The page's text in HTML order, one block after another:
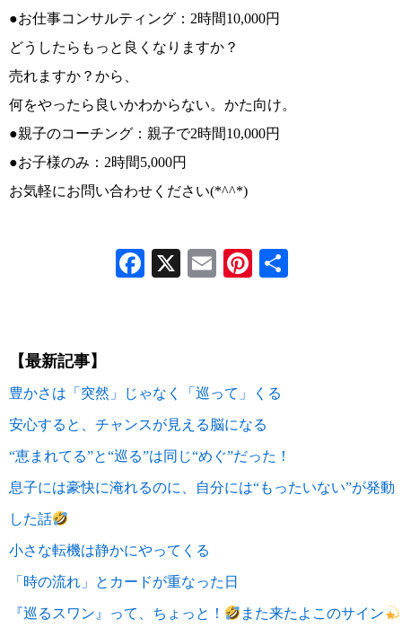
●お仕事コンサルティング：2時間10,000円
どうしたらもっと良くなりますか？
売れますか？から、
何をやったら良いかわからない。かた向け。
●親子のコーチング：親子で2時間10,000円
●お子様のみ：2時間5,000円
お気軽にお問い合わせください(*^^*)
Facebook
X EmailPinterest
【最新記事】
豊かさは「突然」じゃなく「巡って」くる
安心すると、チャンスが見える脳になる
“恵まれてる”と“巡る”は同じ“めぐ”だった！
息子には豪快に淹れるのに、自分には“もったいない”が発動
した話
小さな転機は静かにやってくる
「時の流れ」とカードが重なった日
『巡るスワン』って、ちょっと！ また来たよこのサイン